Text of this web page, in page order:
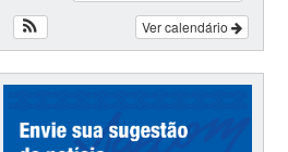
Ver calendário